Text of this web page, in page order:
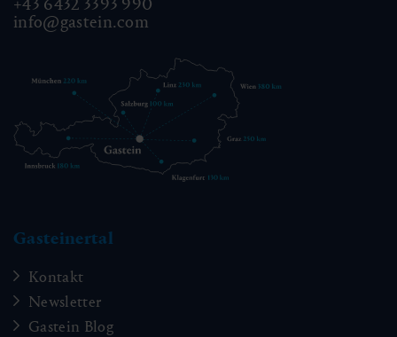
+43 6432 3393 990
info@gastein.com
Gasteinertal
Kontakt
Newsletter
Gastein Blog